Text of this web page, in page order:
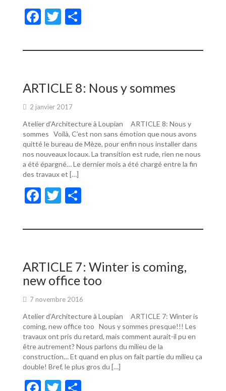
F
e
o
o
k
T
itt ta
er
ARTICLE 8: Nous y sommes
2 janvier 2017
Atelier d’Architecture à Loupian ARTICLE 8: Nous y
sommes Voilà, C’est non sans émotion que nous avons
quitté le bureau de Mèze, pour enfin nous installer dans
nos nouveaux locaux. La transition est rude, rien ne nous
a été épargné… Le dernier mois a été chargé entre la fin
des travaux et […]
F
e
o
o
k
T
itt ta
er
ARTICLE 7: Winter is coming,
new office too
7 novembre 2016
Atelier d’Architecture à Loupian ARTICLE 7: Winter is
coming, new office too Nous y sommes presque!!! Les
travaux ont pris du retard, mais comment aurait-il pu en
être autrement? Nous parlons du milieu de la
construction… Et quand en plus on fait partie du milieu ça
double! Bref, le plus gros du […]